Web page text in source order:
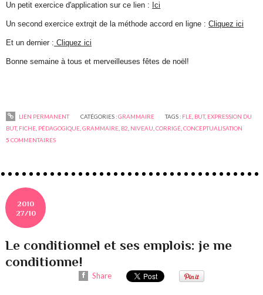
Un petit exercice d'application sur ce lien : Ici
Un second exercice extrqit de la méthode accord en ligne :Cliquez ici
Et un dernier : Cliquez ici
Bonne semaine à tous et merveilleuses fêtes de noël!
LIEN PERMANENT CATÉGORIES :GRAMMAIRE TAGS : FLE, BUT, EXPRESSION DU
BUT, FICHE PÉDAGOGIQUE ,GRAMMAIRE B2 NIVEAU ,CORRIGÉ ,CONCEPTUALISATION
5 COMMENTAIRES
2010
27/10
Le conditionnel et ses emplois: je me
conditionne!
Share